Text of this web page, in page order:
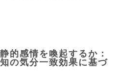
的感情を喚起するか：
の気分一致効果に基づ